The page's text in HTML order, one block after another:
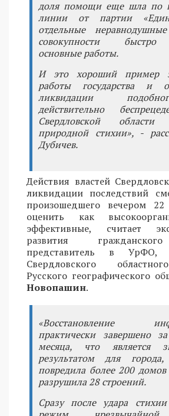
доля помощи еще шла по
линии от партии
отдельные
совокупности быстро
основные работы.
И это хороший пример
работы государства и
ликвидации
действительно
Свердловской области
природной стихии», -
Дубичев.
Действия властей
ликвидации последствий
произошедшего вечером
оценить как
эффективные, считает
развития
представитель в УрФО,
Свердловского
Русского географического
Новопашин.
«Восстановление
практически завершено
месяца, что является
результатом для
повредила более 200
разрушила 28 строений.
Сразу после удара